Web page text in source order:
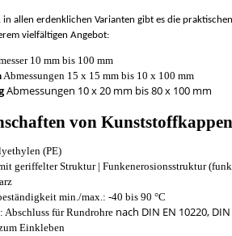
allen erdenklichen Varianten gibt es die
vielfältigen Angebot:
10 mm bis 100 mm
Abmessungen 15 x 15 mm bis 10 x 100 mm
Abmessungen 10 x 20 mm bis 80 x 100 mm
von Kunststoffkappen
(PE)
geriffelter Struktur | Funkenerosionsstruktur
min./max.: -40 bis 90 °C
Abschluss für Rundrohre nach DIN EN 10220,
Einkleben